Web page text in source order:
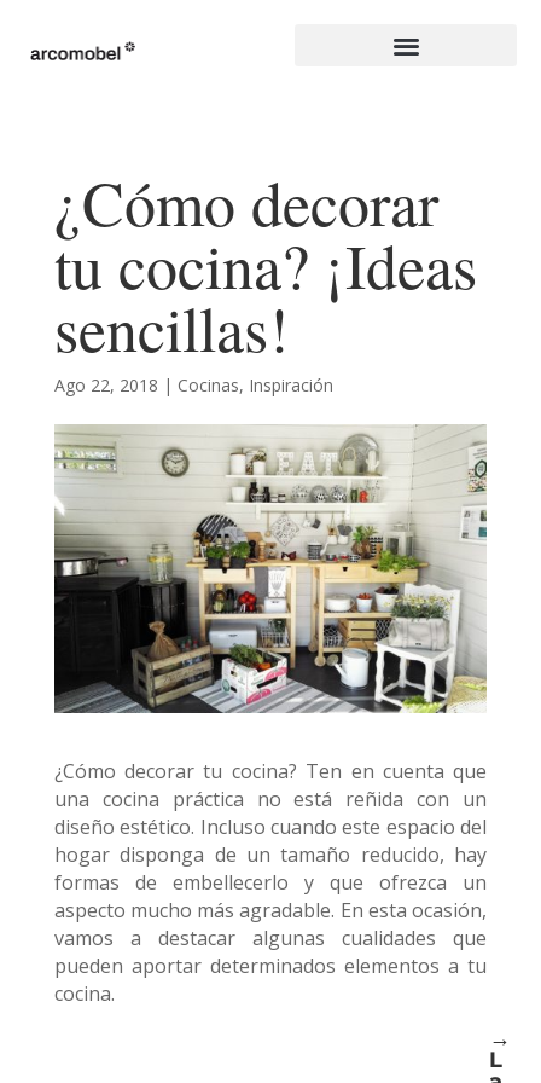
¿Cómo decorar
tu cocina? ¡Ideas
sencillas!
Ago 22, 2018 | Cocinas, Inspiración
¿Cómo decorar tu cocina? Ten en cuenta que
una cocina práctica no está reñida con un
diseño estético. Incluso cuando este espacio del
hogar disponga de un tamaño reducido, hay
formas de embellecerlo y que ofrezca un
aspecto mucho más agradable. En esta ocasión,
vamos a destacar algunas cualidades que
pueden aportar determinados elementos a tu
cocina.
→
L